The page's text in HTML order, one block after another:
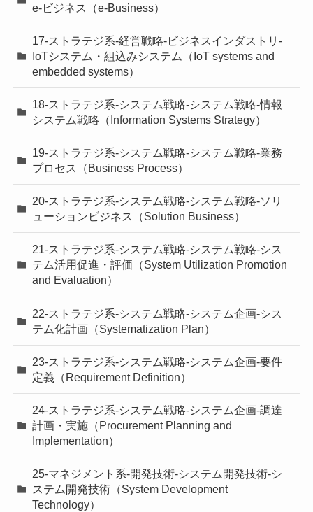
e-ビジネス（e-Business）
17-ストラテジ系-経営戦略-ビジネスインダストリ-
IoTシステム・組込みシステム（IoT systems and
embedded systems）
18-ストラテジ系-システム戦略-システム戦略-情報
システム戦略（Information Systems Strategy）
19-ストラテジ系-システム戦略-システム戦略-業務
プロセス（Business Process）
20-ストラテジ系-システム戦略-システム戦略-ソリ
ューションビジネス（Solution Business）
21-ストラテジ系-システム戦略-システム戦略-シス
テム活用促進・評価（System Utilization Promotion
and Evaluation）
22-ストラテジ系-システム戦略-システム企画-シス
テム化計画（Systematization Plan）
23-ストラテジ系-システム戦略-システム企画-要件
定義（Requirement Definition）
24-ストラテジ系-システム戦略-システム企画-調達
計画・実施（Procurement Planning and
Implementation）
25-マネジメント系-開発技術-システム開発技術-シ
ステム開発技術（System Development
Technology）